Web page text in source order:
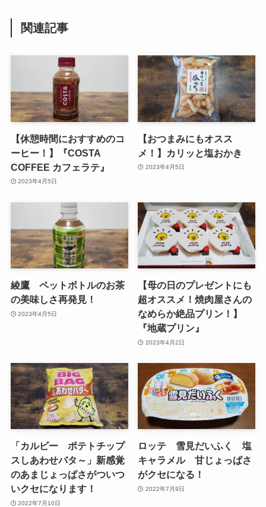
関連記事
【休憩時間におすすめのコ
ーヒー！】『COSTA
COFFEE カフェラテ』
2023年4月5日
【おつまみにもオスス
メ！】カリッと塩おかき
2023年4月5日
綾鷹 ペットボトルのお茶
の美味しさ再発見！
2023年4月5日
【母の日のプレゼントにも
超オススメ！焼肉屋さんの
なめらか絶品プリン！】
『地蔵プリン』
2023年4月2日
「カルビー ポテトチップ
スしあわせバタ～」新感覚
のあまじょっぱさがついつ
いクセになります！
2022年7月10日
ロッテ 雪見だいふく 塩
キャラメル 甘じょっぱさ
がクセになる！
2022年7月9日